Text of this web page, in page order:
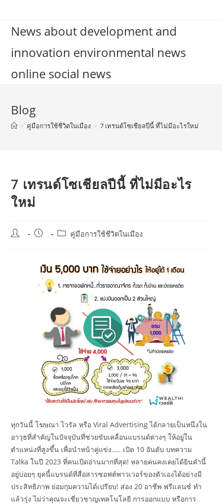
contentNews about development and
innovation environmental news
online social news
Blog
> คู่มือการใช้ชีวิตในเมือง > 7 เทรนด์โซเชียลปีนี้ ที่ไม่มีอะไรใหม่
7 เทรนด์โซเชียลปีนี้ ที่ไม่มีอะไร
ใหม่
Post
Post
Postคู่มือการใช้ชีวิตในเมือง
ทุกวันนี้ โฆษณา ไวรัล หรือ Viral Advertising ได้กลายเป็นหนึ่งใน
อาวุธที่สำคัญในปัจจุบันที่ช่วยขับเคลื่อนแบรนด์ต่างๆ ให้อยู่ใน
ตำแหน่งที่สูงขึ้น เพื่อนำหน้าคู่แข่ง….. เปิด 10 อันดับ บทความ
Talka ในปี 2023 ที่คนเปิดอ่านมากที่สุด! หลายคนคงเคยได้ยินคำนี้
อยู่บ่อยๆ ยุคนี้แบรนด์ที่สื่อสารซอฟต์พาวเวอร์ของตัวเองได้อย่างมี
ประสิทธิภาพ ย่อมกุมความได้เปรียบ! ส่อง 20 อาชีพ ฟรีแลนซ์ ทำ
แล้วรุ่ง ไม่ว่าคุณจะเชี่ยวชาญเทคโนโลยี การออกแบบ หรือการ